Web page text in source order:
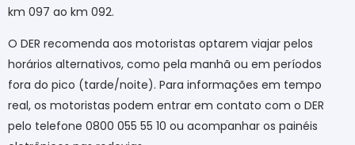
km 097 ao km 092.
O DER recomenda aos motoristas optarem viajar pelos
horários alternativos, como pela manhã ou em períodos
fora do pico (tarde/noite). Para informações em tempo
real, os motoristas podem entrar em contato com o DER
pelo telefone 0800 055 55 10 ou acompanhar os painéis